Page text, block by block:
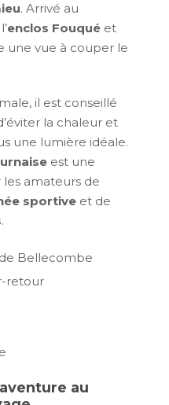
. Arrivé au
enclos Fouqué et
une vue à couper le
il est conseillé
la chaleur et
une lumière idéale.
est une
amateurs de
sportive et de
.
Bellecombe
retour
au